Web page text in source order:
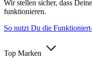
Wir stellen sicher, dass
funktionieren.
So nutzt Du die
Top Marken